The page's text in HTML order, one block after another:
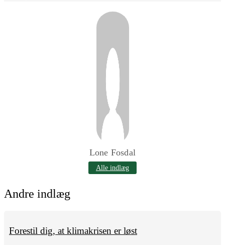
Lone Fosdal
Alle indlæg
Andre indlæg
Forestil dig, at klimakrisen er løst